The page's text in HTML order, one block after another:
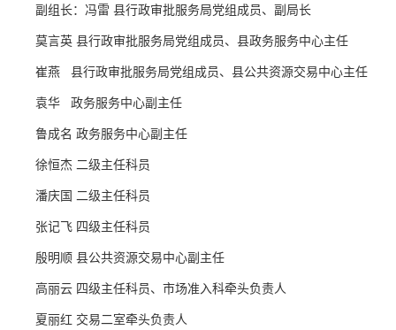
副组长：冯雷 县行政审批服务局党组成员、副局长
莫言英 县行政审批服务局党组成员、县政务服务中心主任
崔燕 县行政审批服务局党组成员、县公共资源交易中心主任
袁华 政务服务中心副主任
鲁成名 政务服务中心副主任
徐恒杰 二级主任科员
潘庆国 二级主任科员
张记飞 四级主任科员
殷明顺 县公共资源交易中心副主任
高丽云 四级主任科员、市场准入科牵头负责人
夏丽红 交易二室牵头负责人